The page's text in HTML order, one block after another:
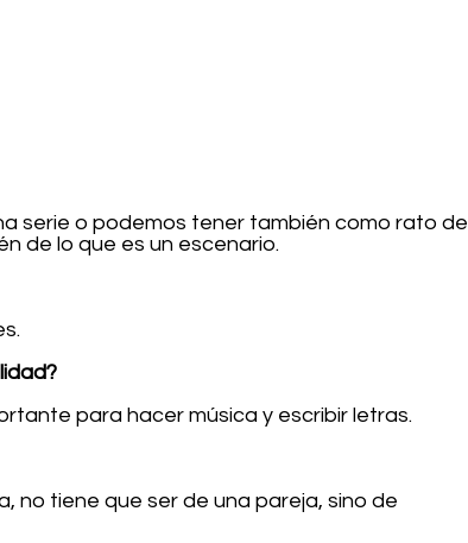
serie o podemos tener también como rato de
de lo que es un escenario.
para hacer música y escribir letras.
no tiene que ser de una pareja, sino de